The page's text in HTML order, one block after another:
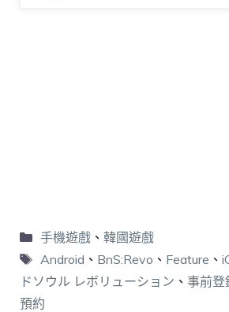
手機遊戲、 韓國遊戲
Android 、 BnS:Revo 、 Feature 、
ドソウル レボリューション 、 事前登
預約